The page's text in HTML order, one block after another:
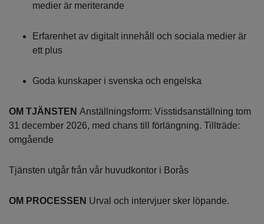
medier är meriterande
Erfarenhet av digitalt innehåll och sociala medier är
ett plus
Goda kunskaper i svenska och engelska
OM TJÄNSTEN Anställningsform: Visstidsanställning tom
31 december 2026, med chans till förlängning. Tillträde:
omgående
Tjänsten utgår från vår huvudkontor i Borås
OM PROCESSEN Urval och intervjuer sker löpande.